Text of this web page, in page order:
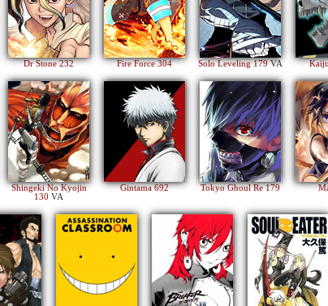
Dr Stone 232 Fire Force 304 Solo Leveling 179VA
Shingeki No Kyojin
130 VA
Gintama 692 Tokyo Ghoul Re 179